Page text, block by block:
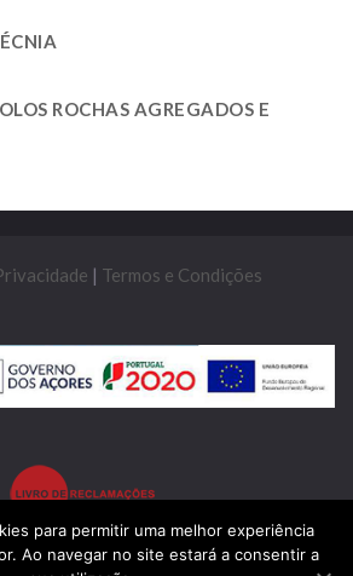
ROCHAS AGREGADOS E
| Termos e Condições
para permitir uma melhor experiência
Ao navegar no site estará a consentir a